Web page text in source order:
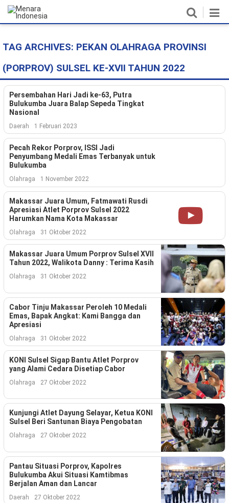
Home
Nasional
Politik
Metro
Daerah
Hukum & HAM
Ekonomi
Pendidikan
Kesehatan
Lingkungan
Olahraga
More
©
Copyright
Menara
Indonesia
.
All
Right
TAG ARCHIVES: PEKAN OLAHRAGA PROVINSI
(PORPROV) SULSEL KE-XVII TAHUN 2022
Persembahan Hari Jadi ke-63, Putra
Bulukumba Juara Balap Sepeda Tingkat
Nasional
Daerah 1 Februari 2023
Pecah Rekor Porprov, ISSI Jadi
Penyumbang Medali Emas Terbanyak untuk
Bulukumba
Olahraga 1 November 2022
Makassar Juara Umum, Fatmawati Rusdi
Apresiasi Atlet Porprov Sulsel 2022
Harumkan Nama Kota Makassar
Olahraga 31 Oktober 2022
Makassar Juara Umum Porprov Sulsel XVII
Tahun 2022, Walikota Danny : Terima Kasih
Olahraga 31 Oktober 2022
Cabor Tinju Makassar Peroleh 10 Medali
Emas, Bapak Angkat: Kami Bangga dan
Apresiasi
Olahraga 31 Oktober 2022
KONI Sulsel Sigap Bantu Atlet Porprov
yang Alami Cedara Disetiap Cabor
Olahraga 27 Oktober 2022
Kunjungi Atlet Dayung Selayar, Ketua KONI
Sulsel Beri Santunan Biaya Pengobatan
Olahraga 27 Oktober 2022
Pantau Situasi Porprov, Kapolres
Bulukumba Akui Situasi Kamtibmas
Berjalan Aman dan Lancar
Daerah 27 Oktober 2022